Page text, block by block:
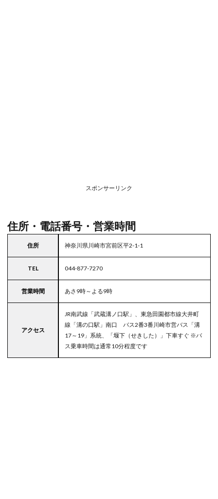
ルエ
ツ
区の
駐車
スポンサーリンク
住所・電話番号・営業時間
住所 神奈川県川崎市宮前区平2-1-1
TEL 044-877-7270
営業時間 あさ9時～よる9時
アクセス
JR南武線「武蔵溝ノ口駅」、東急田園都市線大井町
線「溝の口駅」南口 バス2番3番川崎市営バス「溝
17～19」系統、「堰下（せきした）」下車すぐ ※バ
ス乗車時間は通常10分程度です